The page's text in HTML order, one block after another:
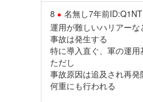
8 名無し7年前
運用が難しいハリアー
事故は発生する
特に導入直ぐ、軍の運
ただし
事故原因は追及され再発
何重にも行われる